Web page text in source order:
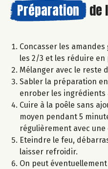
Préparation de
Concasser les
les 2/3 et les réduire en
Mélanger avec le reste
Sabler la préparation
enrober les ingrédients
Cuire à la poêle sans
moyen pendant 5
régulièrement avec
Eteindre le feu,
laisser refroidir.
On peut